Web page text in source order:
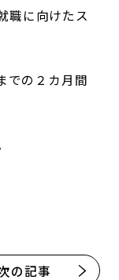
職に向けたス
での２カ月間
の記事